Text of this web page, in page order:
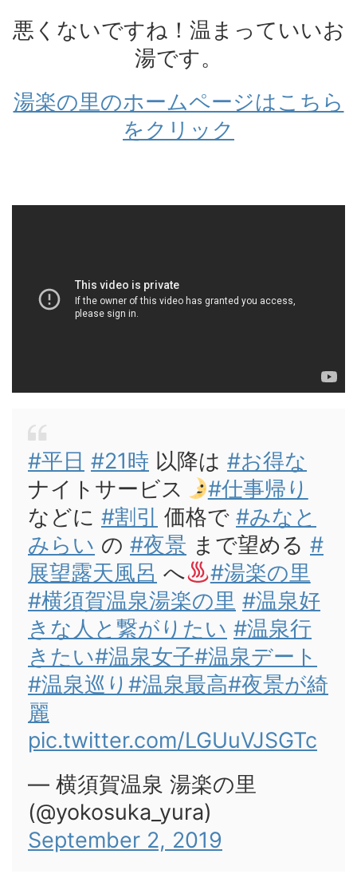
悪くないですね！温まっていいお
湯です。
湯楽の里のホームページはこちら
をクリック
#平日 #21時 以降は #お得な
ナイトサービス
#仕事帰り
などに #割引 価格で #みなと
みらい の #夜景 まで望める #
展望露天風呂 へ
#湯楽の里
#横須賀温泉湯楽の里 #温泉好
きな人と繋がりたい #温泉行
きたい#温泉女子#温泉デート
#温泉巡り #温泉最高#夜景が綺
麗
pic.twitter.com/LGUuVJSGTc
— 横須賀温泉 湯楽の里
(@yokosuka_yura)
September 2, 2019